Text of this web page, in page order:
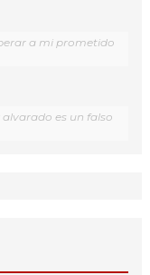
a mi prometido
es un falso